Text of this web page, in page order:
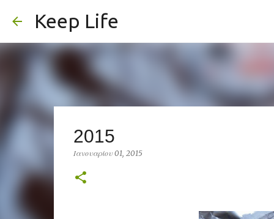
Keep Life
2015
Ιανουαρίου 01, 2015